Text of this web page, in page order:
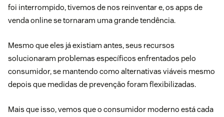
foi interrompido, tivemos de nos reinventar e, os apps de
venda online se tornaram uma grande tendência.
Mesmo que eles já existiam antes, seus recursos
solucionaram problemas específicos enfrentados pelo
consumidor, se mantendo como alternativas viáveis mesmo
depois que medidas de prevenção foram flexibilizadas.
Mais que isso, vemos que o consumidor moderno está cada